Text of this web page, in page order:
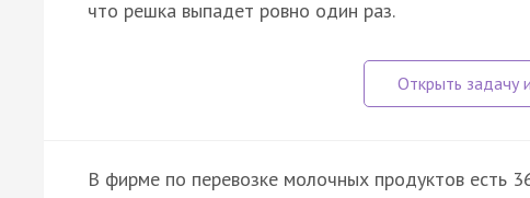
что решка выпадет ровно один раз.
В фирме по перевозке молочных продуктов есть